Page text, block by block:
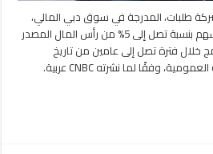
طلبات، المدرجة في سوق دبي المالي،
بإطلاق برنامج لإعادة شراء الأسهم بنسبة تصل إلى 5% من رأس المال المصدر
خلال فترة تصل إلى عامين من تاريخ
الحصول على موافقة الجمعية العمومية، وفقًا لما نشرته CNBC عربية.